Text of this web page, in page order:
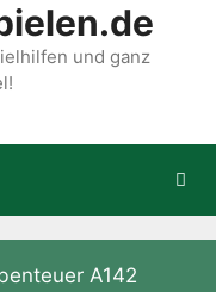
und ganz